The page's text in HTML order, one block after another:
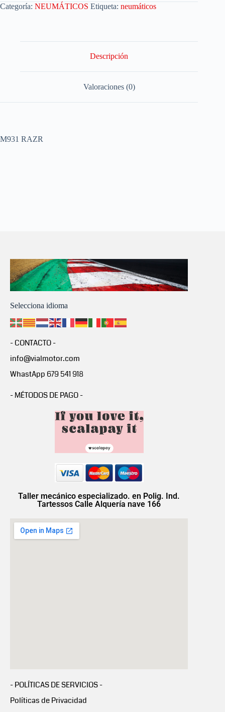
Categoría: NEUMÁTICOS Etiqueta: neumáticos
Descripción
Valoraciones (0)
M931 RAZR
Selecciona idioma
- CONTACTO -
info@vialmotor.com
WhastApp 679 541 918
- MÉTODOS DE PAGO -
Taller mecánico especializado. en Polig. Ind.
Tartessos Calle Alquería nave 166
- POLÍTICAS DE SERVICIOS -
Políticas de Privacidad